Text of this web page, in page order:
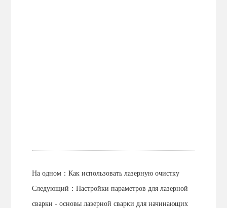
На одном： Как использовать лазерную очистку
Следующий： Настройки параметров для лазерной
сварки - основы лазерной сварки для начинающих